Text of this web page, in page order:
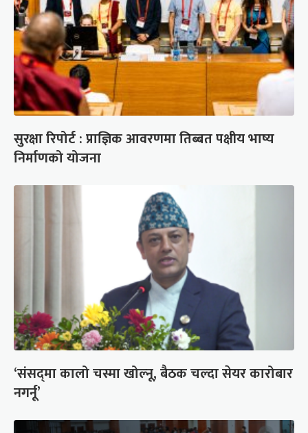
सुरक्षा रिपोर्ट : प्राज्ञिक आवरणमा तिब्बत पक्षीय भाष्य
निर्माणको योजना
‘संसद्‍मा कालो चस्मा खोल्नू, बैठक चल्दा सेयर कारोबार
नगर्नू’